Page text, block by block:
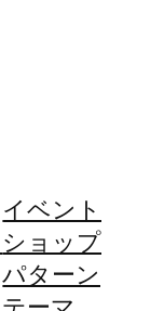
イベント
ショップ
パターン